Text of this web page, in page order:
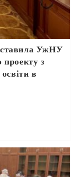
УжНУ
проекту з
в